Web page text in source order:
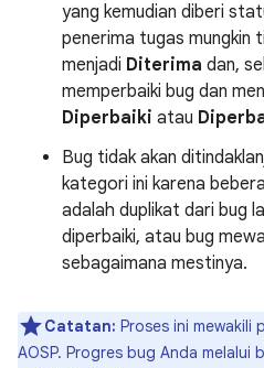
yang kemudian diberi
penerima tugas mungkin
menjadi Diterima dan,
memperbaiki bug dan
Diperbaiki atau
Bug tidak akan
kategori ini karena
adalah duplikat dari bug
diperbaiki, atau bug
sebagaimana mestinya.
Catatan: Proses ini mewakili
AOSP. Progres bug Anda melalui